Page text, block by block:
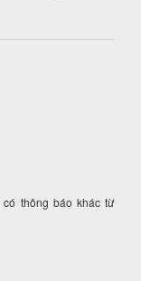
thông báo khác từ